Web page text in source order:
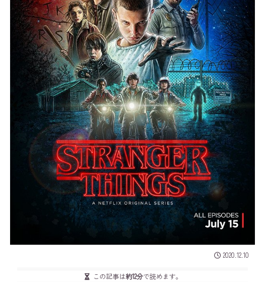
2020.12.10
この記事は約12分で読めます。